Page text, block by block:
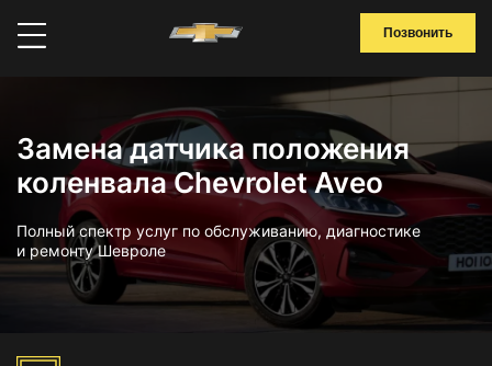
Позвонить
Замена датчика положения
коленвала Chevrolet Aveo
Полный спектр услуг по обслуживанию, диагностике
и ремонту Шевроле